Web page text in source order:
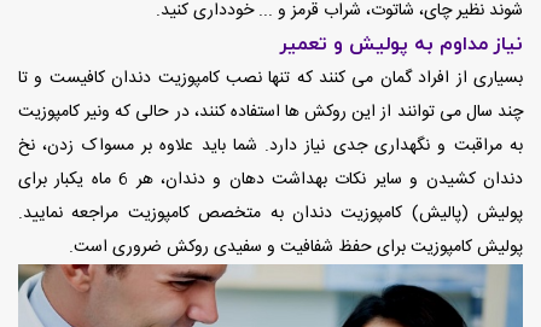
شوند نظیر چای، شاتوت، شراب قرمز و ... خودداری کنید.
نیاز مداوم به پولیش و تعمیر
بسیاری از افراد گمان می کنند که تنها نصب کامپوزیت دندان کافیست و تا
چند سال می توانند از این روکش ها استفاده کنند، در حالی که ونیر کامپوزیت
به مراقبت و نگهداری جدی نیاز دارد. شما باید علاوه بر مسواک زدن، نخ
دندان کشیدن و سایر نکات بهداشت دهان و دندان، هر 6 ماه یکبار برای
پولیش (پالیش) کامپوزیت دندان به متخصص کامپوزیت مراجعه نمایید.
پولیش کامپوزیت برای حفظ شفافیت و سفیدی روکش ضروری است.